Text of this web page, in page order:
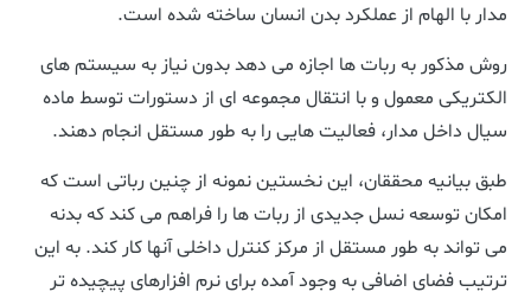
مدار با الهام از عملکرد بدن انسان ساخته شده است.
روش مذکور به ربات ها اجازه می دهد بدون نیاز به سیستم های
الکتریکی معمول و با انتقال مجموعه ای از دستورات توسط ماده
سیال داخل مدار، فعالیت هایی را به طور مستقل انجام دهند.
طبق بیانیه محققان، این نخستین نمونه از چنین رباتی است که
امکان توسعه نسل جدیدی از ربات ها را فراهم می کند که بدنه
می تواند به طور مستقل از مرکز کنترل داخلی آنها کار کند. به این
ترتیب فضای اضافی به وجود آمده برای نرم افزارهای پیچیده تر